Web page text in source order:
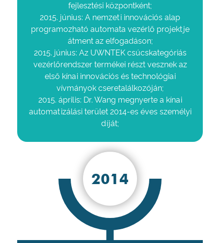
fejlesztési központként;
2015. június: A nemzeti innovációs alap
programozható automata vezérlő projektje
átment az elfogadáson;
2015. június: Az UWNTEK csúcskategóriás
vezérlőrendszer termékei részt vesznek az
első kínai innovációs és technológiai
vívmányok cseretalálkozóján;
2015. április: Dr. Wang megnyerte a kínai
automatizálási terület 2014-es éves személyi
díját;
2014